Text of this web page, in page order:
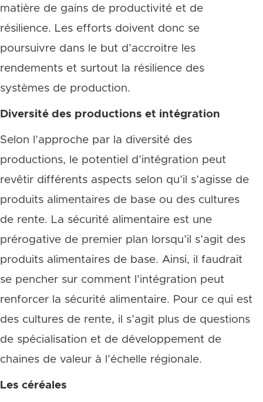
matière de gains de productivité et de
résilience. Les efforts doivent donc se
poursuivre dans le but d’accroitre les
rendements et surtout la résilience des
systèmes de production.
Diversité des productions et intégration
Selon l’approche par la diversité des
productions, le potentiel d’intégration peut
revêtir différents aspects selon qu’il s’agisse de
produits alimentaires de base ou des cultures
de rente. La sécurité alimentaire est une
prérogative de premier plan lorsqu’il s’agit des
produits alimentaires de base. Ainsi, il faudrait
se pencher sur comment l’intégration peut
renforcer la sécurité alimentaire. Pour ce qui est
des cultures de rente, il s’agit plus de questions
de spécialisation et de développement de
chaines de valeur à l’échelle régionale.
Les céréales